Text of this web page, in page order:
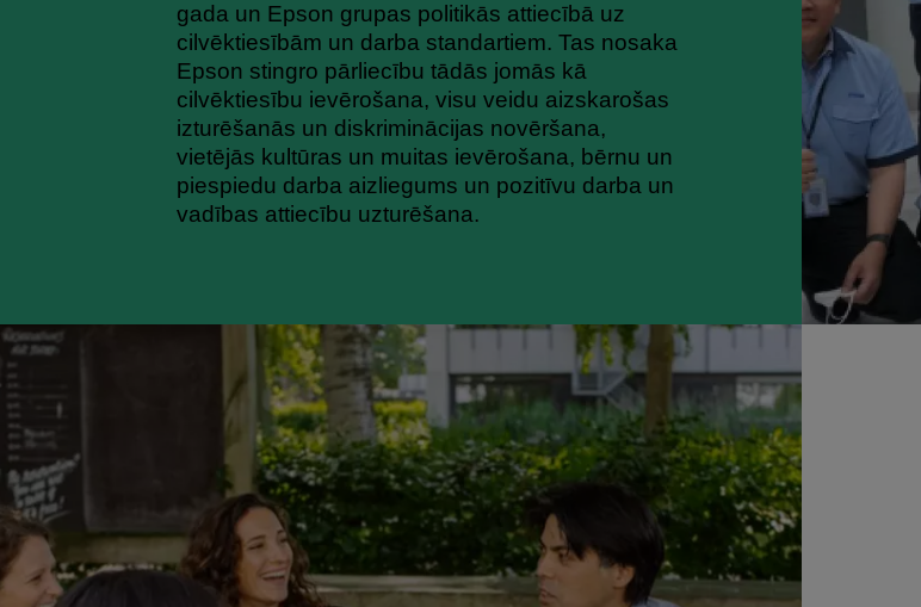
gada un Epson grupas politikās attiecībā uz
cilvēktiesībām un darba standartiem. Tas nosaka
Epson stingro pārliecību tādās jomās kā
cilvēktiesību ievērošana, visu veidu aizskarošas
izturēšanās un diskriminācijas novēršana,
vietējās kultūras un muitas ievērošana, bērnu un
piespiedu darba aizliegums un pozitīvu darba un
vadības attiecību uzturēšana.